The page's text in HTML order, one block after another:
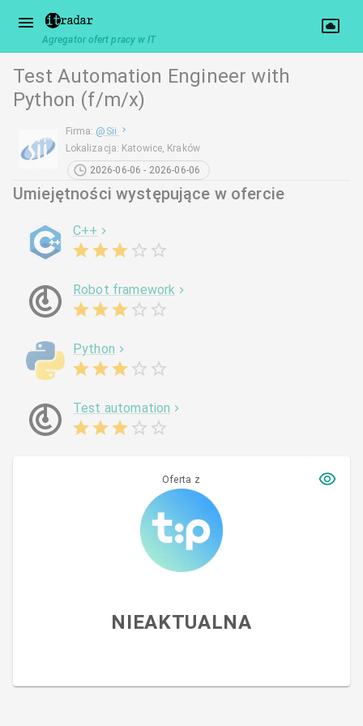
Agregator ofert pracy w IT
Test Automation Engineer with
Python (f/m/x)
Firma: @ Sii
Lokalizacja: Katowice, Kraków
2026-06-06 - 2026-06-06
Umiejętności występujące w ofercie
C++
Robot framework
Python
Test automation
Oferta z
NIEAKTUALNA